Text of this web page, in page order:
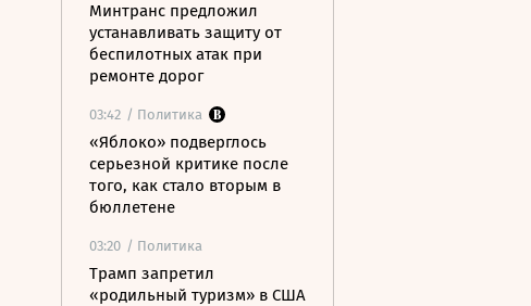
Минтранс предложил
устанавливать защиту от
беспилотных атак при
ремонте дорог
03:42 / Политика
«Яблоко» подверглось
серьезной критике после
того, как стало вторым в
бюллетене
03:20 / Политика
Трамп запретил
«родильный туризм» в США